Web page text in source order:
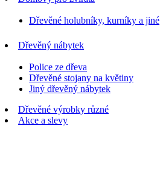
Dřevěné holubníky, kurníky a jiné
Dřevěný nábytek
Police ze dřeva
Dřevěné stojany na květiny
Jiný dřevěný nábytek
Dřevěné výrobky různé
Akce a slevy